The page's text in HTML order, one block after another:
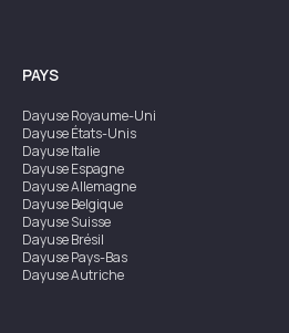
PAYS
DayuseRoyaume-Uni
DayuseÉtats-Unis
DayuseItalie
DayuseEspagne
DayuseAllemagne
DayuseBelgique
DayuseSuisse
DayuseBrésil
DayusePays-Bas
DayuseAutriche